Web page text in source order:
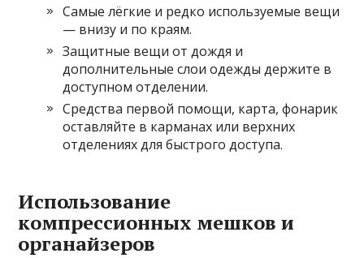
Самые лёгкие и редко используемые вещи
— внизу и по краям.
Защитные вещи от дождя и
дополнительные слои одежды держите в
доступном отделении.
Средства первой помощи, карта, фонарик
оставляйте в карманах или верхних
отделениях для быстрого доступа.
Использование
компрессионных мешков и
органайзеров